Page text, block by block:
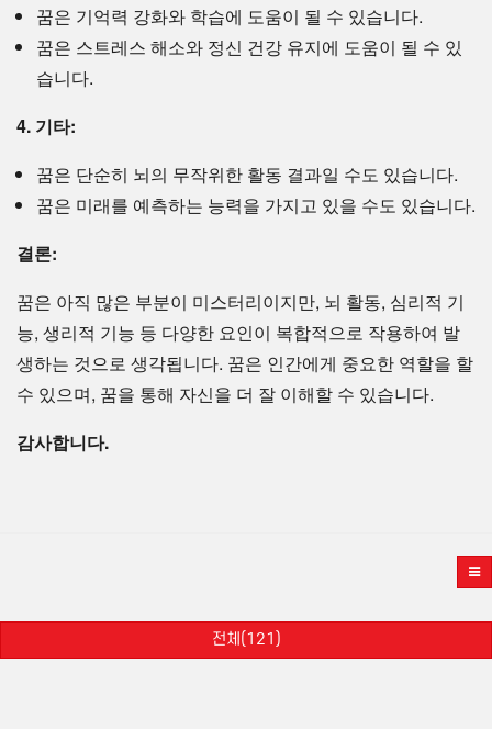
꿈은 기억력 강화와 학습에 도움이 될 수 있습니다.
꿈은 스트레스 해소와 정신 건강 유지에 도움이 될 수 있
습니다.
4. 기타:
꿈은 단순히 뇌의 무작위한 활동 결과일 수도 있습니다.
꿈은 미래를 예측하는 능력을 가지고 있을 수도 있습니다.
결론:
꿈은 아직 많은 부분이 미스터리이지만, 뇌 활동, 심리적 기
능, 생리적 기능 등 다양한 요인이 복합적으로 작용하여 발
생하는 것으로 생각됩니다. 꿈은 인간에게 중요한 역할을 할
수 있으며, 꿈을 통해 자신을 더 잘 이해할 수 있습니다.
감사합니다.
전체(121)